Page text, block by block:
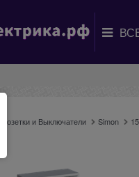
Розетки и Выключатели Simon 15